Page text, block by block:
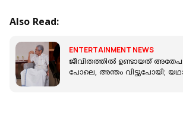
Also Read:
ENTERTAINMENT NEWS
ജീവിതത്തിൽ ഉണ്ടായത്
പോലെ, അന്തം വിട്ടുപോയി;